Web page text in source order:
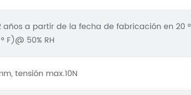
años a partir de la fecha de fabricación en 20 °
F)@ 50% RH
tensión max.10N